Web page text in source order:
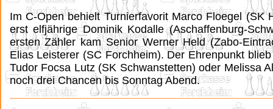
Im C-Open behielt Turnierfavorit Marco Floegel
erst elfjährige Dominik Kodalle (Aschaffenburg-
ersten Zähler kam Senior Werner Held (Zabo-
Elias Leisterer (SC Forchheim). Der Ehrenpunkt
Tudor Focsa Lutz (SK Schwanstetten) oder Melissa
noch drei Chancen bis Sonntag Abend.